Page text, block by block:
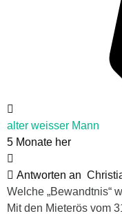
alter weisser Mann
5 Monate her
Antworten an
Welche „Bewandtnis“
Mit den Mieterös vom